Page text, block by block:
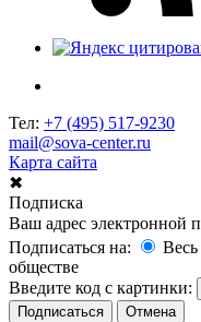
Тел: +7 (495) 517-9230
mail@sova-center.ru
Карта сайта
✖
Подписка
Ваш адрес электронной
Подписаться на:
Весь
обществе
Введите код с картинки:
Подписаться
Отмена